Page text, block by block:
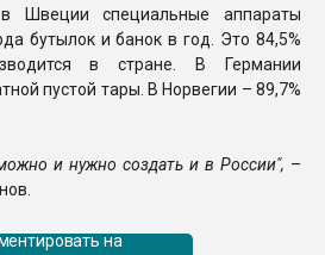
Швеции специальные аппараты
бутылок и банок в год. Это 84,5%
в стране. В Германии
пустой тары. В Норвегии – 89,7%
и нужно создать и в России", –
на